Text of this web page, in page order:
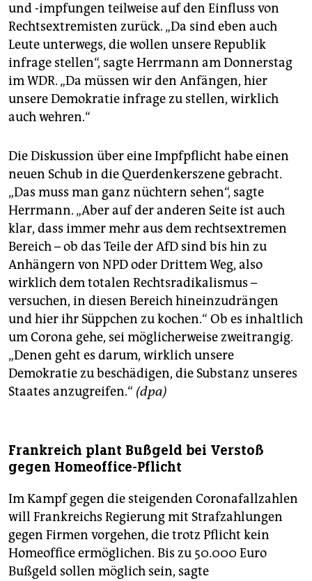
und -impfungen teilweise auf den Einfluss von
Rechtsextremisten zurück. „Da sind eben auch
Leute unterwegs, die wollen unsere Republik
infrage stellen“, sagte Herrmann am Donnerstag
im WDR. „Da müssen wir den Anfängen, hier
unsere Demokratie infrage zu stellen, wirklich
auch wehren.“
Die Diskussion über eine Impfpflicht habe einen
neuen Schub in die Querdenkerszene gebracht.
„Das muss man ganz nüchtern sehen“, sagte
Herrmann. „Aber auf der anderen Seite ist auch
klar, dass immer mehr aus dem rechtsextremen
Bereich – ob das Teile der AfD sind bis hin zu
Anhängern von NPD oder Drittem Weg, also
wirklich dem totalen Rechtsradikalismus –
versuchen, in diesen Bereich hineinzudrängen
und hier ihr Süppchen zu kochen.“ Ob es inhaltlich
um Corona gehe, sei möglicherweise zweitrangig.
„Denen geht es darum, wirklich unsere
Demokratie zu beschädigen, die Substanz unseres
Staates anzugreifen.“ (dpa)
Frankreich plant Bußgeld bei Verstoß
gegen Homeoffice-Pflicht
Im Kampf gegen die steigenden Coronafallzahlen
will Frankreichs Regierung mit Strafzahlungen
gegen Firmen vorgehen, die trotz Pflicht kein
Homeoffice ermöglichen. Bis zu 50.000 Euro
Bußgeld sollen möglich sein, sagte